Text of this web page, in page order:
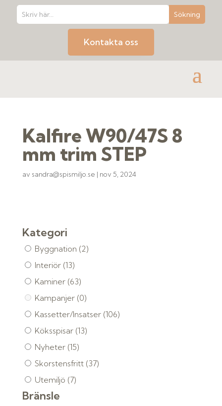
Kontakta oss
Kalfire W90/47S 8
mm trim STEP
av sandra@spismiljo.se | nov 5, 2024
Kategori
Byggnation (2)
Interiör (13)
Kaminer (63)
Kampanjer (0)
Kassetter/Insatser (106)
Köksspisar (13)
Nyheter (15)
Skorstensfritt (37)
Utemiljö (7)
Bränsle